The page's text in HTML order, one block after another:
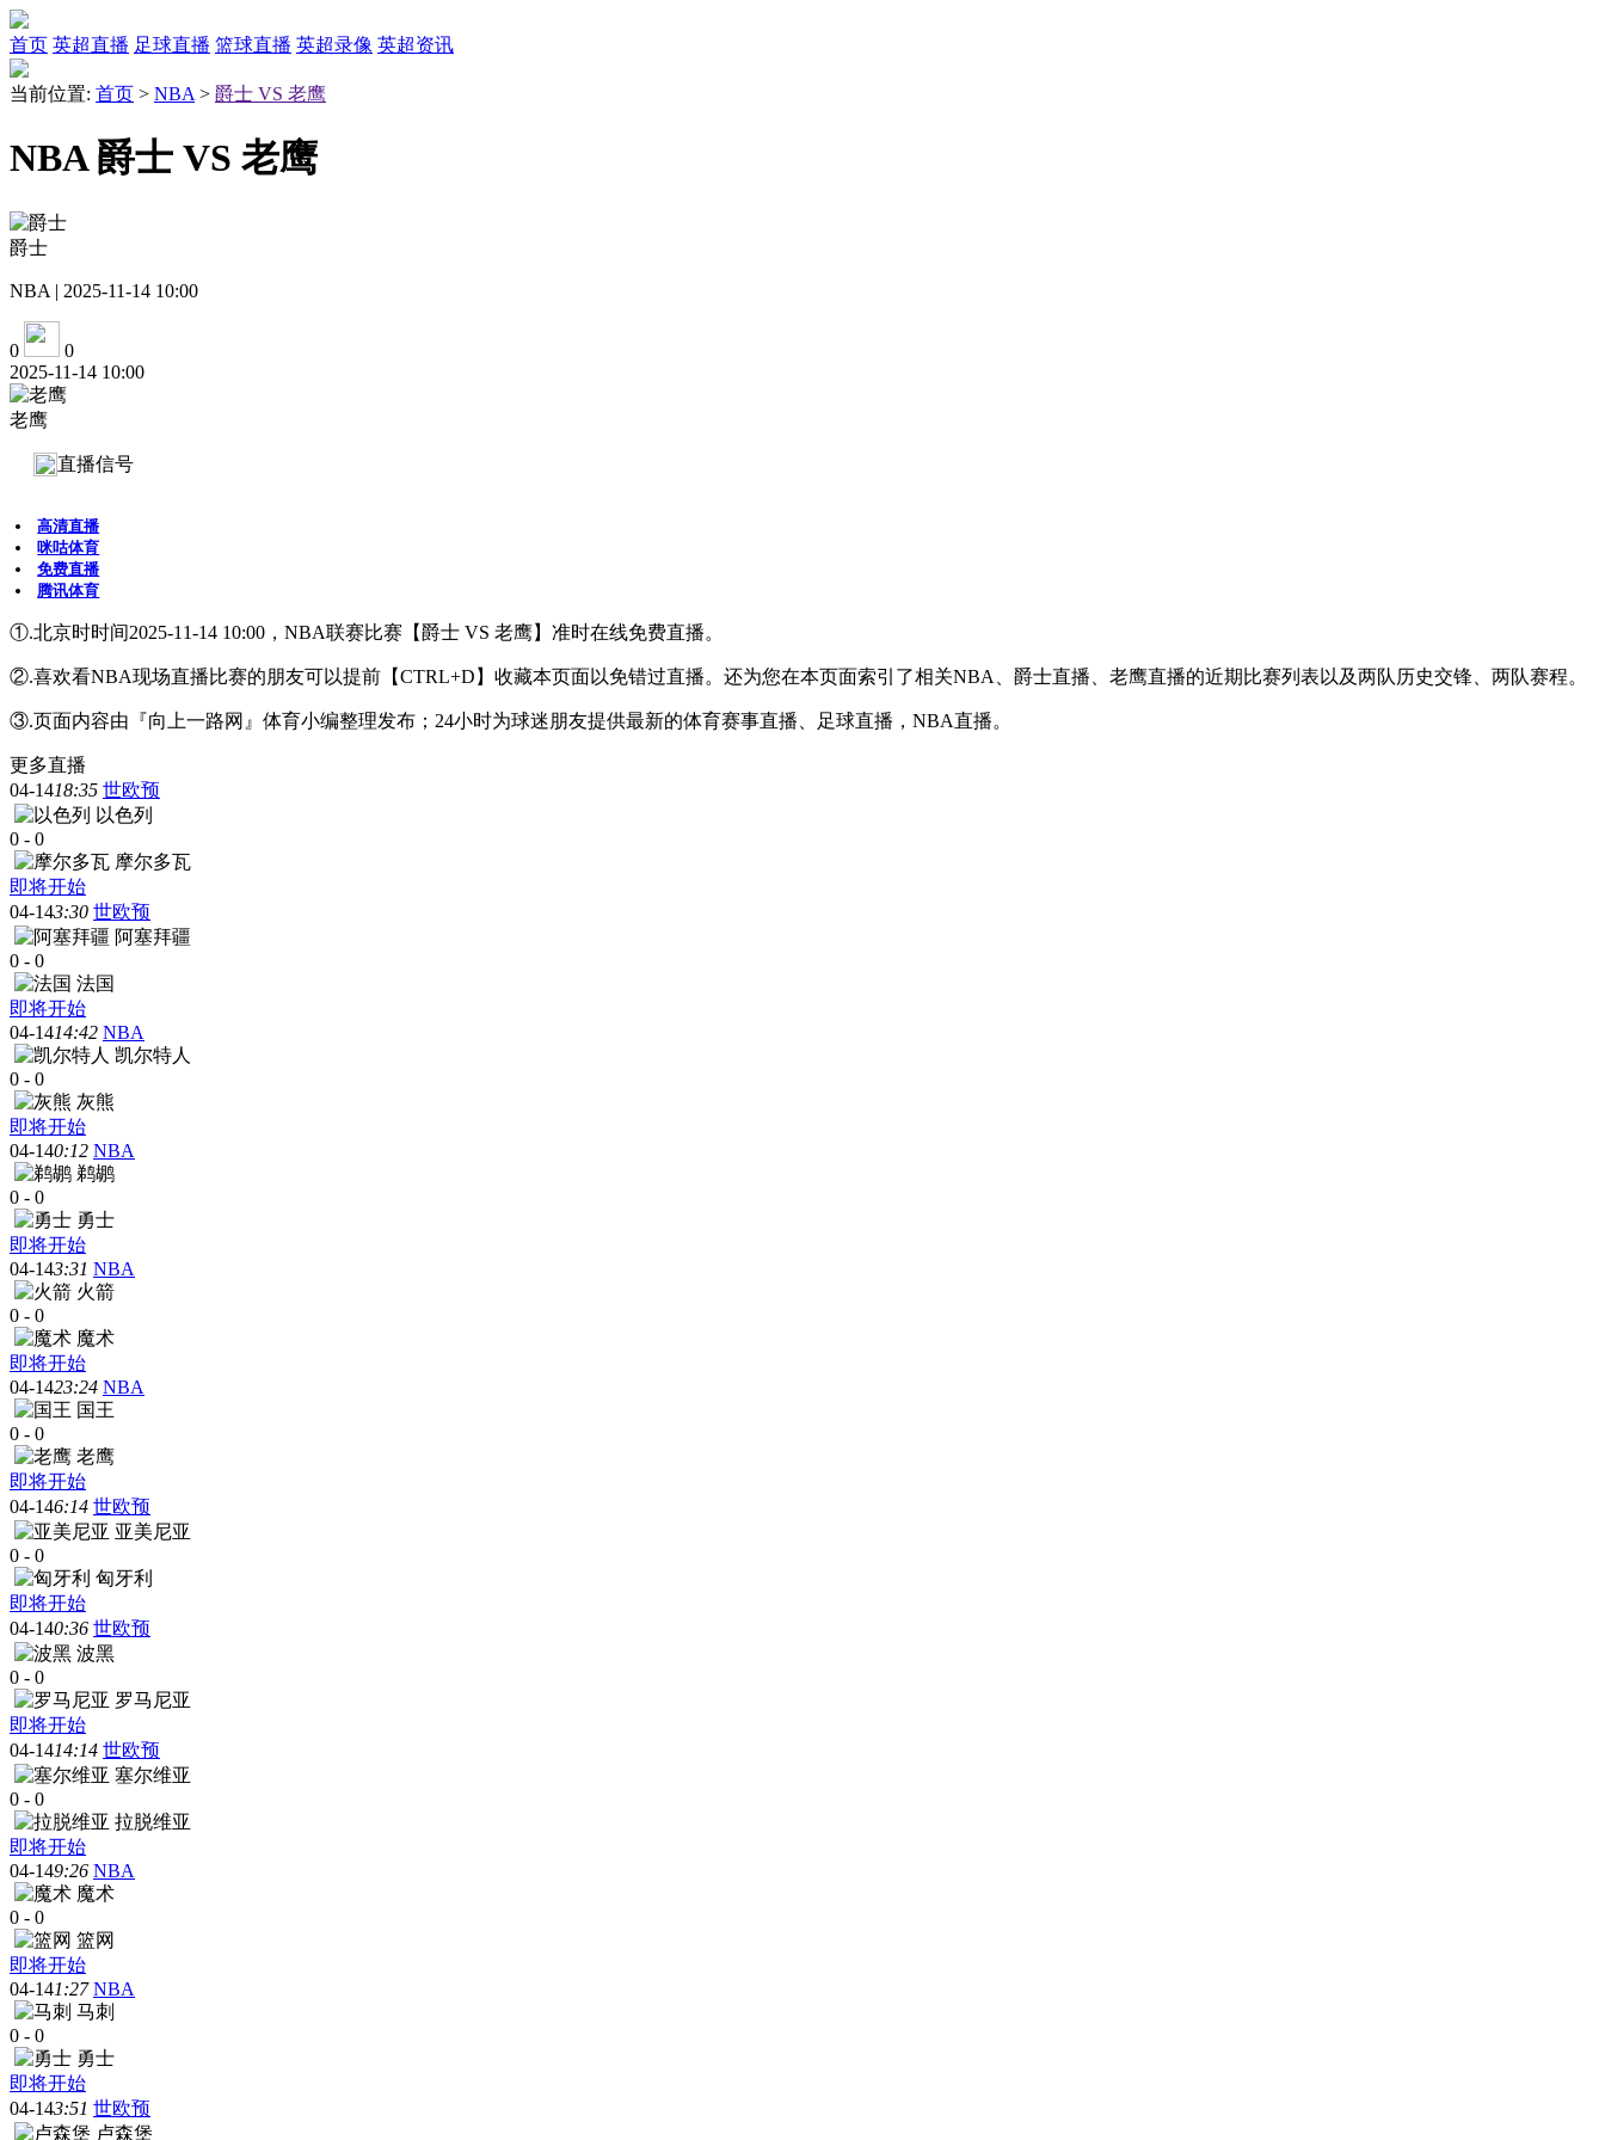
首页 英超直播 足球直播 篮球直播 英超录像 英超资讯
当前位置: 首页 > NBA > 爵士 VS 老鹰
NBA 爵士 VS 老鹰
爵士
NBA | 2025-11-14 10:00
0
0
2025-11-14 10:00
老鹰
直播信号
高清直播
咪咕体育
免费直播
腾讯体育
①.北京时时间2025-11-14 10:00，NBA联赛比赛【爵士 VS 老鹰】准时在线免费直播。
②.喜欢看NBA现场直播比赛的朋友可以提前【CTRL+D】收藏本页面以免错过直播。还为您在本页面索引了相关NBA、爵士直播、老鹰直播的近期比赛列表以及两队历史交锋、两队赛程。
③.页面内容由『向上一路网』体育小编整理发布；24小时为球迷朋友提供最新的体育赛事直播、足球直播，NBA直播。
更多直播
04-1418:35 世欧预
以色列
0 - 0
摩尔多瓦
即将开始
04-143:30 世欧预
阿塞拜疆
0 - 0
法国
即将开始
04-1414:42 NBA
凯尔特人
0 - 0
灰熊
即将开始
04-140:12 NBA
鹈鹕
0 - 0
勇士
即将开始
04-143:31 NBA
火箭
0 - 0
魔术
即将开始
04-1423:24 NBA
国王
0 - 0
老鹰
即将开始
04-146:14 世欧预
亚美尼亚
0 - 0
匈牙利
即将开始
04-140:36 世欧预
波黑
0 - 0
罗马尼亚
即将开始
04-1414:14 世欧预
塞尔维亚
0 - 0
拉脱维亚
即将开始
04-149:26 NBA
魔术
0 - 0
篮网
即将开始
04-141:27 NBA
马刺
0 - 0
勇士
即将开始
04-143:51 世欧预
卢森堡